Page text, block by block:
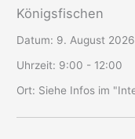
Königsfischen
Datum: 9. August 2026
Uhrzeit: 9:00 - 12:00
Ort: Siehe Infos im